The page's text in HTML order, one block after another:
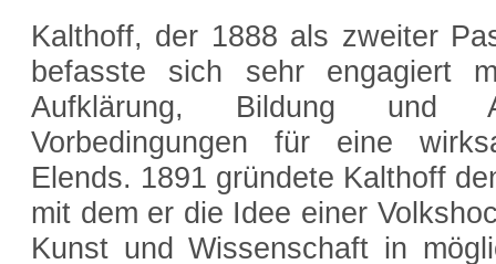
Kalthoff, der 1888 als zweiter
befasste sich sehr engagiert
Aufklärung, Bildung und
Vorbedingungen für eine
Elends. 1891 gründete Kalthoff
mit dem er die Idee einer
Kunst und Wissenschaft in